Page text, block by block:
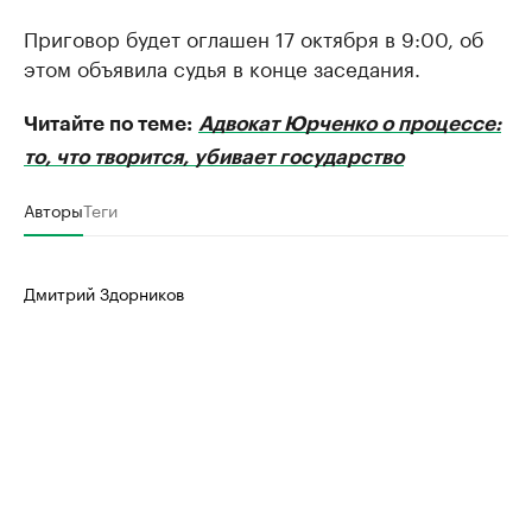
Приговор будет оглашен 17 октября в 9:00, об
этом объявила судья в конце заседания.
Читайте по теме: Адвокат Юрченко о процессе:
то, что творится, убивает государство
АвторыТеги
Дмитрий Здорников